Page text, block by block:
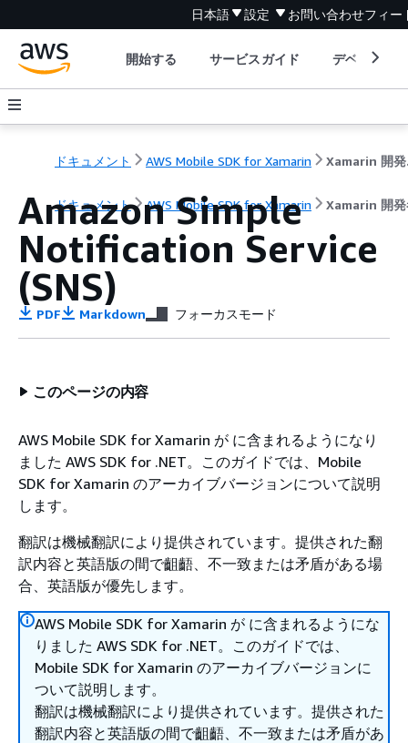
日本語 設定 お問い合わせフィー
開始する サービスガイド デベロッパ
ドキュメント AWS Mobile SDK for Xamarin
ドキュメント AWS Mobile SDK for Xamarin Xamarin 開
Amazon Simple
Notification Service
(SNS)
PDF Markdown フォーカスモード
このページの内容
AWS Mobile SDK for Xamarin が に含まれるようになり
ました AWS SDK for .NET。このガイドでは、Mobile
SDK for Xamarin のアーカイブバージョンについて説明
します。
翻訳は機械翻訳により提供されています。提供された翻
訳内容と英語版の間で齟齬、不一致または矛盾がある場
合、英語版が優先します。
AWS Mobile SDK for Xamarin が に含まれるようにな
りました AWS SDK for .NET。このガイドでは、
Mobile SDK for Xamarin のアーカイブバージョンに
ついて説明します。
翻訳は機械翻訳により提供されています。提供された
翻訳内容と英語版の間で齟齬、不一致または矛盾があ